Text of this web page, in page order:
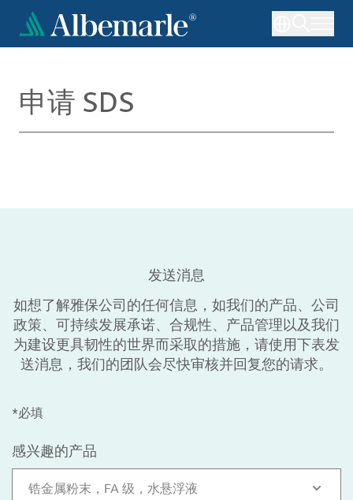
到
申请 SDS
发送消息
如想了解雅保公司的任何信息，如我们的产品、公司
政策、可持续发展承诺、合规性、产品管理以及我们
为建设更具韧性的世界而采取的措施，请使用下表发
送消息，我们的团队会尽快审核并回复您的请求。
*必填
感兴趣的产品
锆金属粉末，FA 级，水悬浮液